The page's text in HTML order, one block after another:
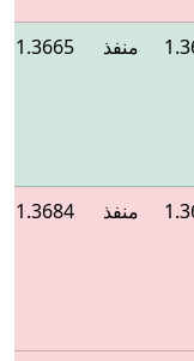
منفذ 1.3665
منفذ 1.3684